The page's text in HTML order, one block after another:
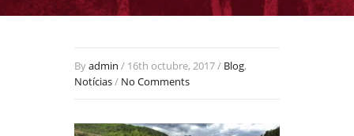
Byadmin / 16th octubre, 2017 / Blog,
Notícias/ No Comments